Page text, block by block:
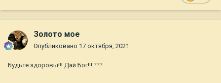
Что же делать ?
мало информации . Путем проб и ошибок пришли к такому
результату. Сейчас хину 10 лет. Третий год инсулиновый
существенные деньги) Есть другие, внешние признаки
Золото мое
Опубликовано 17 октября, 2021
Будьте здоровы!!! Дай Бог!!! ???